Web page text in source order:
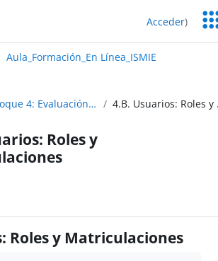
Línea_ISMIE Acceder)
Virtual de EducaMadrid:
Aula_Formación_En Línea_ISMIE
Bloque 4: Evaluación y calificación
Roles y
Roles y Matriculaciones